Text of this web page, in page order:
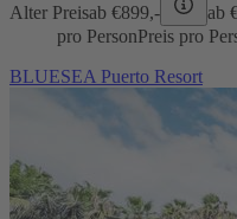
Alter Preisab €899,- ab
pro PersonPreis pro
BLUESEA Puerto Resort